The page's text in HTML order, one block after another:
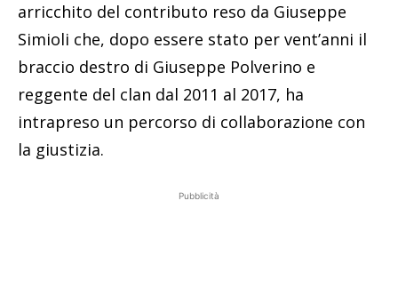
arricchito del contributo reso da Giuseppe
Simioli che, dopo essere stato per vent’anni il
braccio destro di Giuseppe Polverino e
reggente del clan dal 2011 al 2017, ha
intrapreso un percorso di collaborazione con
la giustizia.
Pubblicità